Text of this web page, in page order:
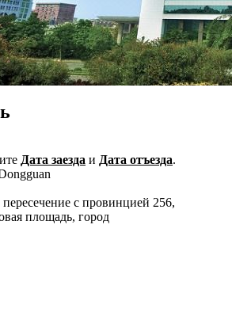
Дата заезда и Дата отъезда.
с провинцией 256,
площадь, город